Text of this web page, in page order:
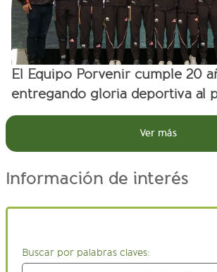
El Equipo Porvenir cumple 20
entregando gloria deportiva al
Ver más
Información de interés
Buscar por palabras claves: